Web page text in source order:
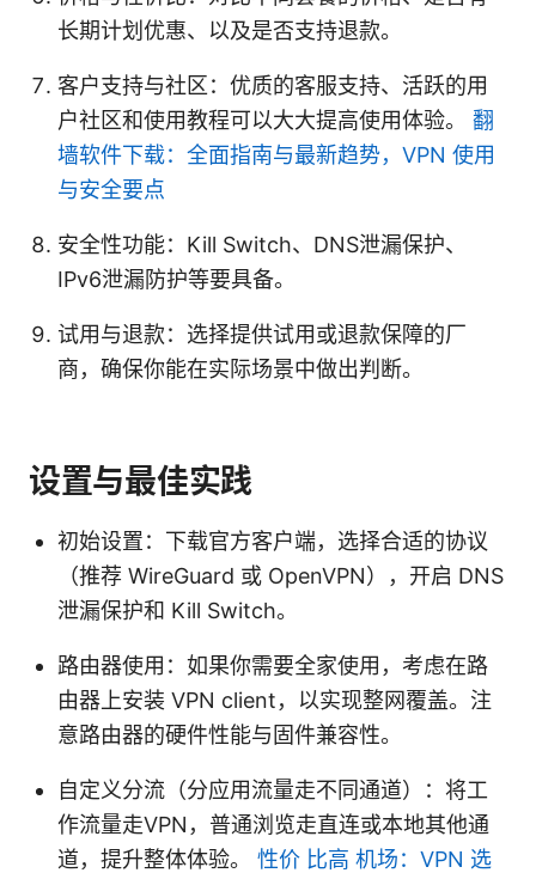
长期计划优惠、以及是否支持退款。
客户支持与社区：优质的客服支持、活跃的用
户社区和使用教程可以大大提高使用体验。 翻
墙软件下载：全面指南与最新趋势，VPN 使用
与安全要点
安全性功能：Kill Switch、DNS泄漏保护、
IPv6泄漏防护等要具备。
试用与退款：选择提供试用或退款保障的厂
商，确保你能在实际场景中做出判断。
设置与最佳实践
初始设置：下载官方客户端，选择合适的协议
（推荐 WireGuard 或 OpenVPN），开启 DNS
泄漏保护和 Kill Switch。
路由器使用：如果你需要全家使用，考虑在路
由器上安装 VPN client，以实现整网覆盖。注
意路由器的硬件性能与固件兼容性。
自定义分流（分应用流量走不同通道）：将工
作流量走VPN，普通浏览走直连或本地其他通
道，提升整体体验。 性价 比高 机场：VPN 选